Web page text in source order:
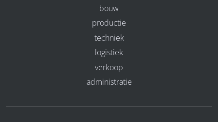
bouw
productie
techniek
logistiek
verkoop
administratie